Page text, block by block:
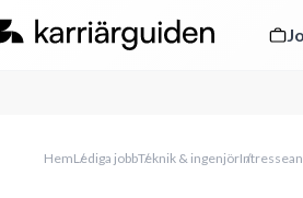
HemLediga jobbTeknik & ingenjör